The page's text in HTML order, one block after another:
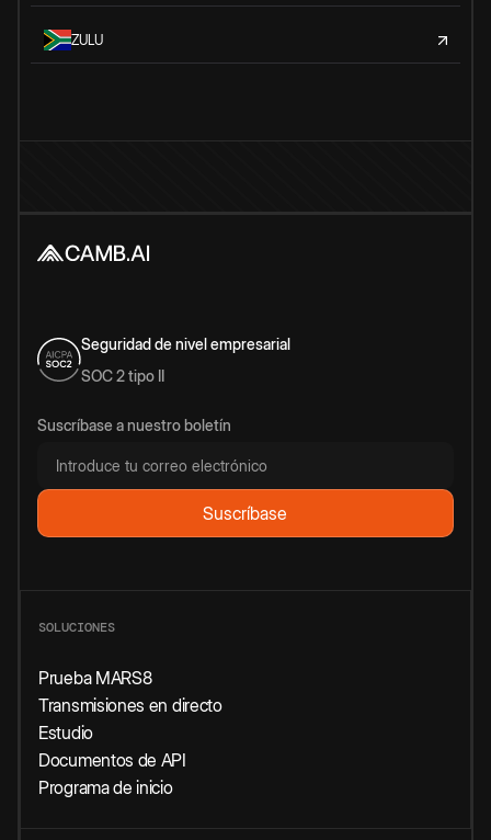
ZULU
Seguridad de nivel empresarial
SOC 2 tipo II
Suscríbase a nuestro boletín
SOLUCIONES
Prueba MARS8
Transmisiones en directo
Estudio
Documentos de API
Programa de inicio